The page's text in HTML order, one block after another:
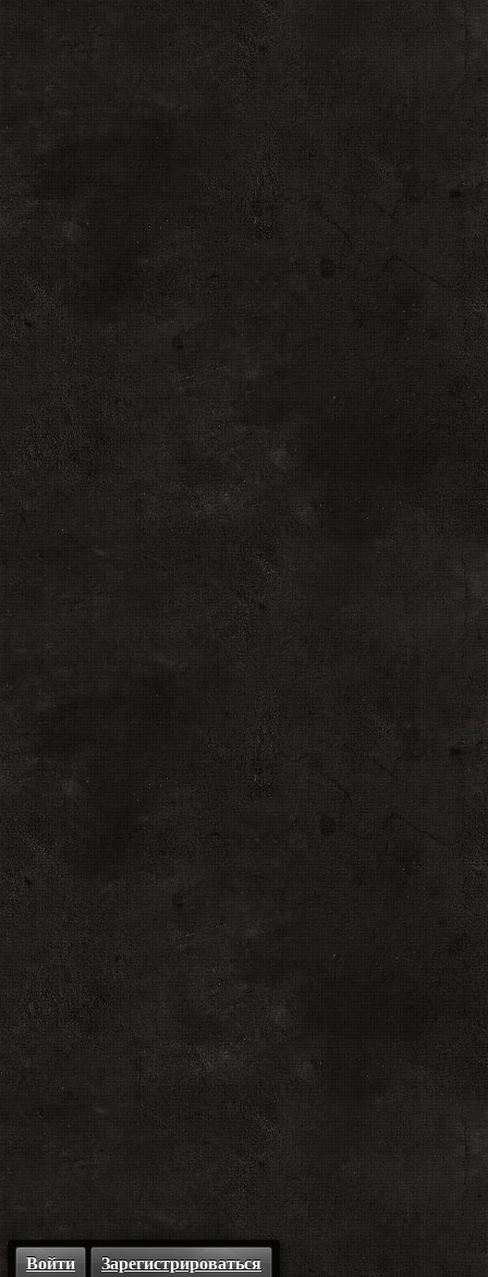
Войти Зарегистрироваться